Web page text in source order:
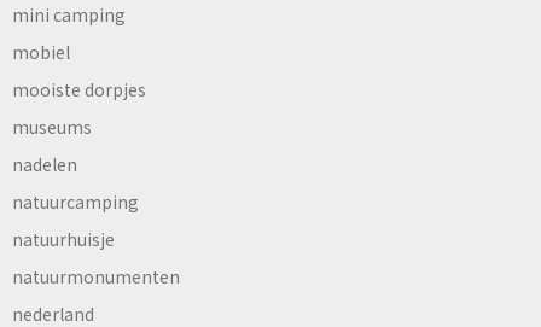
mini camping
mobiel
mooiste dorpjes
museums
nadelen
natuurcamping
natuurhuisje
natuurmonumenten
nederland